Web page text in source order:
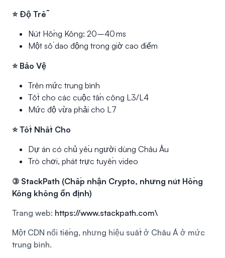
⭐ Độ Trễ
Nút Hồng Kông: 20–40 ms
Một số dao động trong giờ cao điểm
⭐ Bảo Vệ
Trên mức trung bình
Tốt cho các cuộc tấn công L3/L4
Mức độ vừa phải cho L7
⭐ Tốt Nhất Cho
Dự án có chủ yếu người dùng Châu Âu
Trò chơi, phát trực tuyến video
③ StackPath (Chấp nhận Crypto, nhưng nút Hồng
Kông không ổn định)
Trang web: https://www.stackpath.com\
Một CDN nổi tiếng, nhưng hiệu suất ở Châu Á ở mức
trung bình.